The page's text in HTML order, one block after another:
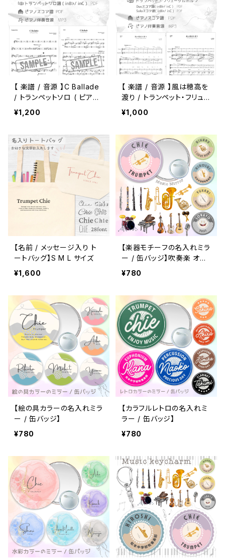
【 楽譜 / 音源 】C Ballade
/ トランペットソロ ( ピアノ
伴奏 )
¥1,200
【 楽譜 / 音源 】風は穂高を
渡り / トランペット・フリュ
ーゲルホルン Duo / Solo
( ピアノ伴奏 )
¥1,000
【名前 / メッセージ入り ト
ートバッグ】S M L サイズ
¥1,600
【楽器モチーフの名入れミラ
ー / 缶バッジ】吹奏楽 オー
ケストラ 金管バンド
¥780
【絵の具カラーの名入れミラ
ー / 缶バッジ】
¥780
【カラフルレトロの名入れミ
ラー / 缶バッジ】
¥780